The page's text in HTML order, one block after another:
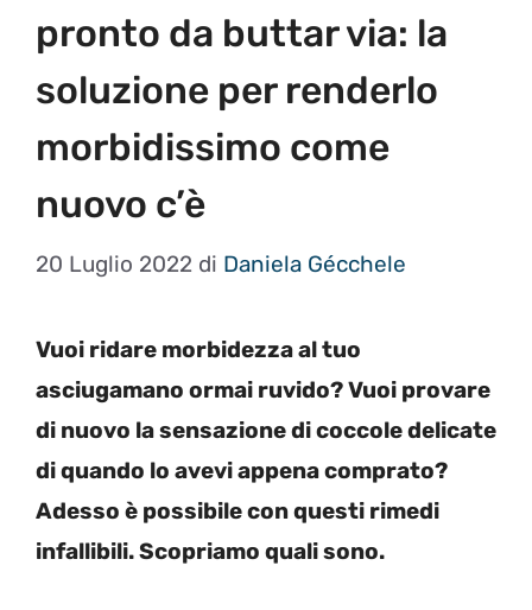
pronto da buttar via: la
soluzione per renderlo
morbidissimo come
nuovo c’è
20 Luglio 2022 di Daniela Gécchele
Vuoi ridare morbidezza al tuo
asciugamano ormai ruvido? Vuoi provare
di nuovo la sensazione di coccole delicate
di quando lo avevi appena comprato?
Adesso è possibile con questi rimedi
infallibili. Scopriamo quali sono.